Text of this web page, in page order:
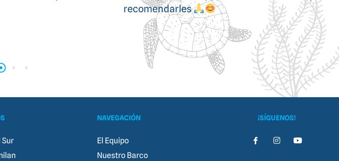
Sur
NAVEGACIÓN
El Equipo
Nuestro Barco
¡SÍGUENOS!